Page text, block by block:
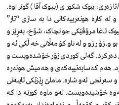
ئازەری، بیوک شکوری (بیوک آقا) گوتراوە.
لە کارە هونەرییەکانی دا بە سازی “تار”
ئاغا مرۆڤێکی جوانچاک، شۆخ، بەڕێز و
زۆر زوو لەناو کۆمەڵانی خەڵکی ئەو
دەرکرد. گەلی کوردی زۆر خۆشدەویست و
هەم کەسایەتییەکەی و هەمیش هونەرە
ئەو شارە. ماملێ ڕێزێکی تایبەتی
خۆشیدەویست. لەو ماوە کورتە دا کە